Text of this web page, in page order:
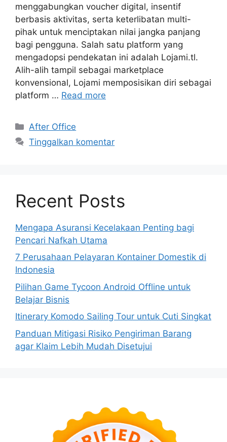
menggabungkan voucher digital, insentif
berbasis aktivitas, serta keterlibatan multi-
pihak untuk menciptakan nilai jangka panjang
bagi pengguna. Salah satu platform yang
mengadopsi pendekatan ini adalah Lojami.tl.
Alih-alih tampil sebagai marketplace
konvensional, Lojami memposisikan diri sebagai
platform … Read more
Kategori
After Office
Tinggalkan komentar
Recent Posts
Mengapa Asuransi Kecelakaan Penting bagi
Pencari Nafkah Utama
7 Perusahaan Pelayaran Kontainer Domestik di
Indonesia
Pilihan Game Tycoon Android Offline untuk
Belajar Bisnis
Itinerary Komodo Sailing Tour untuk Cuti Singkat
Panduan Mitigasi Risiko Pengiriman Barang
agar Klaim Lebih Mudah Disetujui